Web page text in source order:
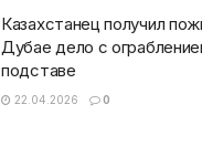
Казахстанец получил
Дубае дело с
подставе
22.04.2026 0